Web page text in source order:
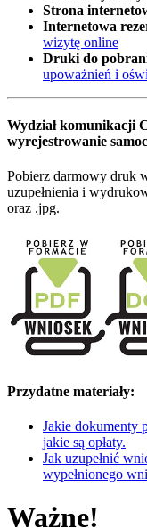
Strona
Internetowa
wizytę online
Druki do
upoważnień i
Wydział komunikacji
wyrejestrowanie
Pobierz darmowy druk
uzupełnienia i
oraz .jpg.
Przydatne materiały:
Jakie dokumenty
jakie są opłaty.
Jak uzupełnić
wypełnionego
Ważne!